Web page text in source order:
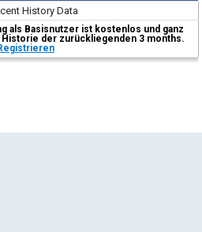
History Data
als Basisnutzer ist kostenlos und ganz
Historie der zurückliegenden 3 months.